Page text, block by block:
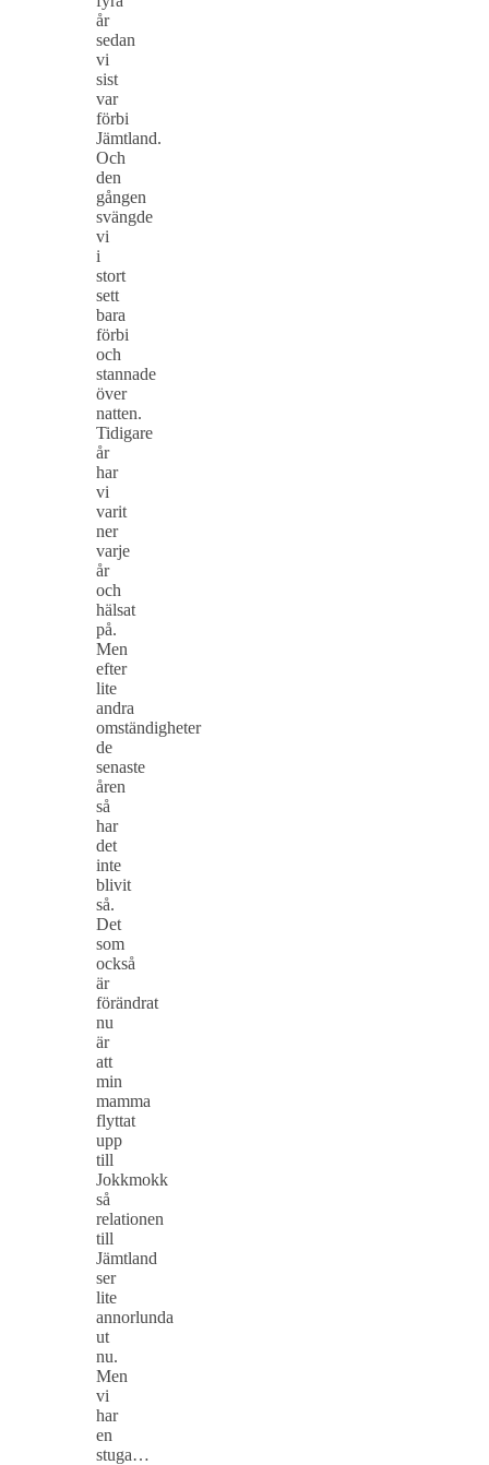
år
sedan
vi
sist
var
förbi
Jämtland.
Och
den
gången
svängde
vi
i
stort
sett
bara
förbi
och
stannade
över
natten.
Tidigare
år
har
vi
varit
ner
varje
år
och
hälsat
på.
Men
efter
lite
andra
omständigheter
de
senaste
åren
så
har
det
inte
blivit
så.
Det
som
också
är
förändrat
nu
är
att
min
mamma
flyttat
upp
till
Jokkmokk
så
relationen
till
Jämtland
ser
lite
annorlunda
ut
nu.
Men
vi
har
en
stuga…